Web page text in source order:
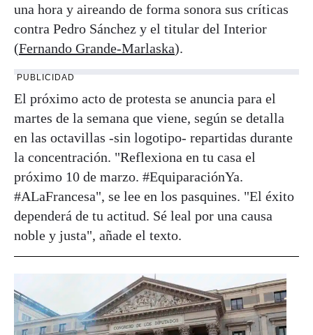
una hora y aireando de forma sonora sus críticas
contra Pedro Sánchez y el titular del Interior
(Fernando Grande-Marlaska).
PUBLICIDAD
El próximo acto de protesta se anuncia para el
martes de la semana que viene, según se detalla
en las octavillas -sin logotipo- repartidas durante
la concentración. "Reflexiona en tu casa el
próximo 10 de marzo. #EquiparaciónYa.
#ALaFrancesa", se lee en los pasquines. "El éxito
dependerá de tu actitud. Sé leal por una causa
noble y justa", añade el texto.